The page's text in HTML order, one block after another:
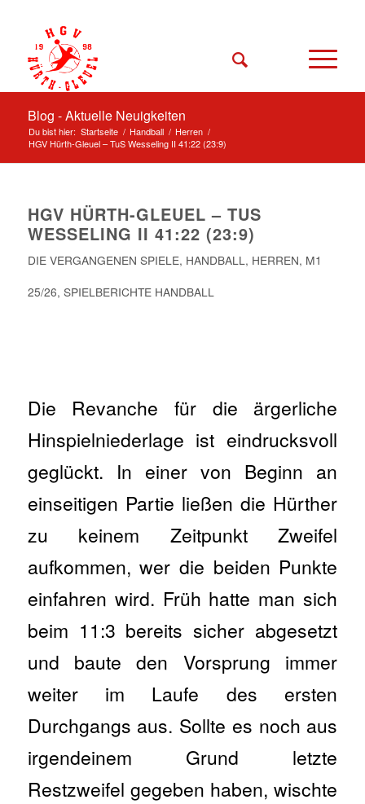
Blog - Aktuelle Neuigkeiten
Du bist hier: Startseite / Handball / Herren /
HGV Hürth-Gleuel – TuS Wesseling II 41:22 (23:9)
HGV HÜRTH-GLEUEL – TUS
WESSELING II 41:22 (23:9)
DIE VERGANGENEN SPIELE, HANDBALL, HERREN, M1
25/26, SPIELBERICHTE HANDBALL
Die Revanche für die ärgerliche
Hinspielniederlage ist eindrucksvoll
geglückt. In einer von Beginn an
einseitigen Partie ließen die Hürther
zu keinem Zeitpunkt Zweifel
aufkommen, wer die beiden Punkte
einfahren wird. Früh hatte man sich
beim 11:3 bereits sicher abgesetzt
und baute den Vorsprung immer
weiter im Laufe des ersten
Durchgangs aus. Sollte es noch aus
irgendeinem Grund letzte
Restzweifel gegeben haben, wischte